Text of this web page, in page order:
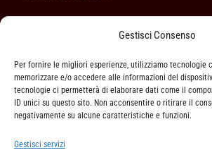
Gestisci Consenso
Per fornire le migliori esperienze, utilizziamo tecnologie
memorizzare e/o accedere alle informazioni del
tecnologie ci permetterà di elaborare dati come il
ID unici su questo sito. Non acconsentire o ritirare il
negativamente su alcune caratteristiche e funzioni.
Gestisci servizi
ASSISTENZA CLIENTI
SPEDIZIONI